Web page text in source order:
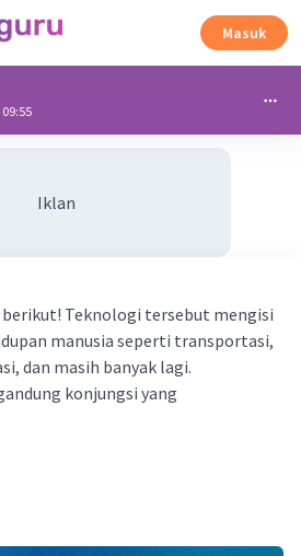
Masuk
Iklan
Teknologi tersebut mengisi
manusia seperti transportasi,
dan masih banyak lagi.
konjungsi yang